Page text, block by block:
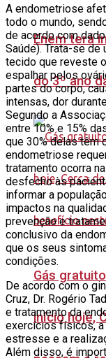
Enem terá
do 3º ano
Gás
início hoje,
A endometriose
todo o mundo,
de acordo com
Saúde). Trata-se de
tecido que reveste
espalhar pelos
partes do corpo,
intensas, dor
Segundo a
entre 10% e 15%
que 30% delas têm
endometriose
tratamento ocorra
desfecho às
informar a
impactos na
prevenção e
conclusivo da
que os seus
condições.
De acordo com o
Cruz, Dr. Rogério
e tratamento da
exercícios físicos, a
estresse e a
Além disso, é